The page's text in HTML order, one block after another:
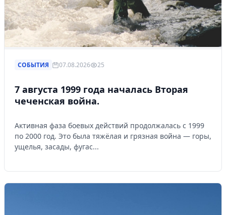
СОБЫТИЯ 07.08.2026 25
7 августа 1999 года началась Вторая
чеченская война.
Активная фаза боевых действий продолжалась с 1999
по 2000 год. Это была тяжёлая и грязная война — горы,
ущелья, засады, фугас...